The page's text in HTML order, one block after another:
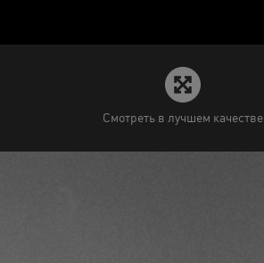
Смотреть в лучшем качестве